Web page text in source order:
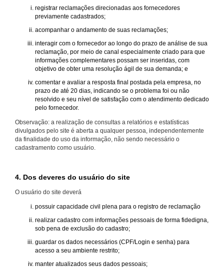
registrar reclamações direcionadas aos fornecedores
previamente cadastrados;
acompanhar o andamento de suas reclamações;
interagir com o fornecedor ao longo do prazo de análise de sua
reclamação, por meio de canal especialmente criado para que
informações complementares possam ser inseridas, com
objetivo de obter uma resolução ágil de sua demanda; e
comentar e avaliar a resposta final postada pela empresa, no
prazo de até 20 dias, indicando se o problema foi ou não
resolvido e seu nível de satisfação com o atendimento dedicado
pelo fornecedor.
Observação: a realização de consultas a relatórios e estatísticas
divulgados pelo site é aberta a qualquer pessoa, independentemente
da finalidade do uso da informação, não sendo necessário o
cadastramento como usuário.
4. Dos deveres do usuário do site
O usuário do site deverá
possuir capacidade civil plena para o registro de reclamação
realizar cadastro com informações pessoais de forma fidedigna,
sob pena de exclusão do cadastro;
guardar os dados necessários (CPF/Login e senha) para
acesso a seu ambiente restrito;
manter atualizados seus dados pessoais;